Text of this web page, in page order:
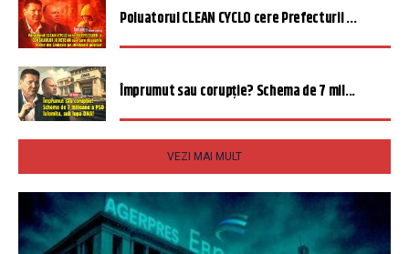
Poluatorul CLEAN CYCLO cere Prefecturii ...
Împrumut sau corupție? Schema de 7 mil...
VEZI MAI MULT